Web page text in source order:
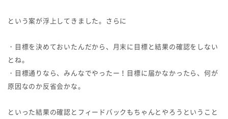
という案が浮上してきました。さらに
・目標を決めておいたんだから、月末に目標と結果の確認をしない
とね。
・目標通りなら、みんなでやったー！目標に届かなかったら、何が
原因なのか反省会かな。
といった結果の確認とフィードバックもちゃんとやろうということ